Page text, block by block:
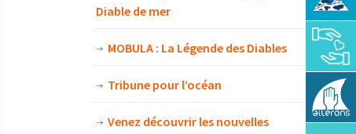
Diable de mer
MOBULA : La Légende des Diables
Tribune pour l’océan
Venez découvrir les nouvelles